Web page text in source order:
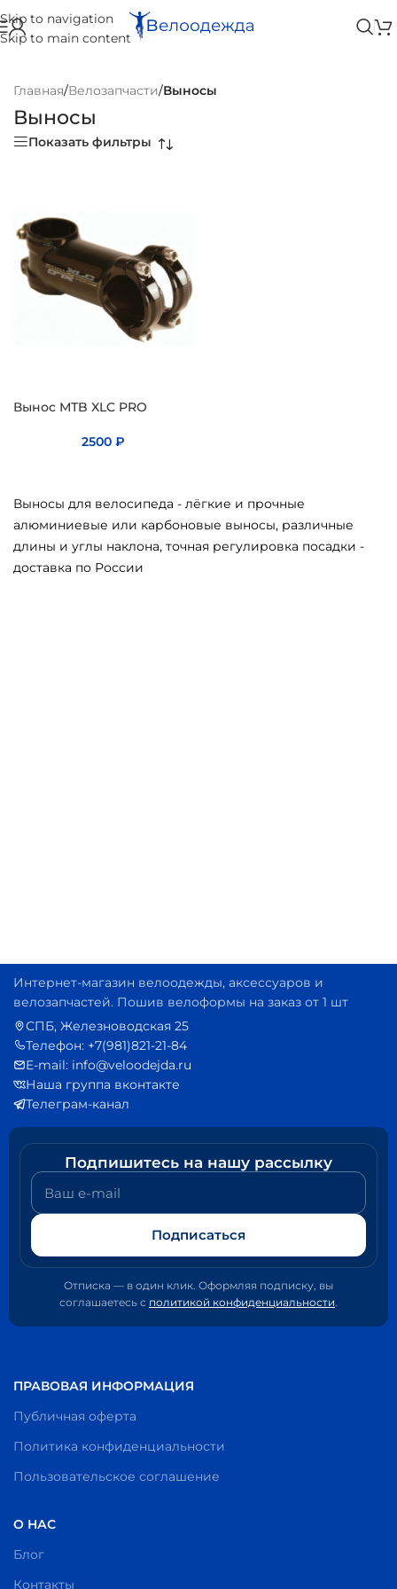
Skip to navigation
Skip to main content
Главная/Велозапчасти/Выносы
Выносы
Показать фильтры
Вынос МТB XLC PRO
2500₽
Выносы для велосипеда - лёгкие и прочные
алюминиевые или карбоновые выносы, различные
длины и углы наклона, точная регулировка посадки -
доставка по России
Интернет-магазин велоодежды, аксессуаров и
велозапчастей. Пошив велоформы на заказ от 1 шт
СПБ, Железноводская 25
Телефон: +7(981)821-21-84
E-mail: info@veloodejda.ru
Наша группа вконтакте
Телеграм-канал
Подпишитесь на нашу рассылку
Ваш e-mail
Подписаться
Отписка — в один клик. Оформляя подписку, вы
соглашаетесь с политикой конфиденциальности.
ПРАВОВАЯ ИНФОРМАЦИЯ
Публичная оферта
Политика конфиденциальности
Пользовательское соглашение
О НАС
Блог
Контакты